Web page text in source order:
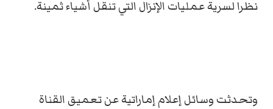
نظرا لسرية عمليات الإنزال التي تنقل أشياء ثمينة.
وتحدثت وسائل إعلام إماراتية عن تعميق القناة